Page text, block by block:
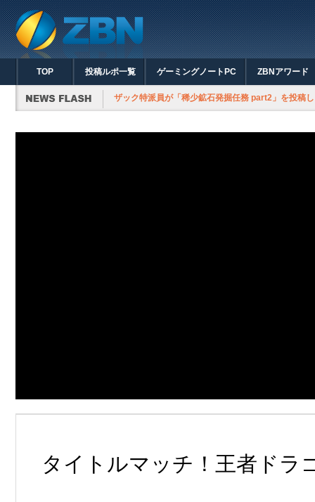
TOP 投稿ルポ一覧 ゲーミングノートPC ZBNアワード
タイトルマッチ！王者ドラ